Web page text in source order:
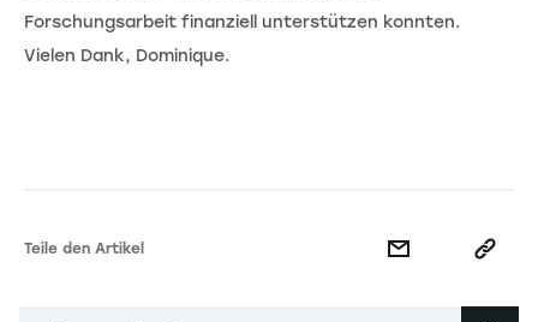
Forschungsarbeit finanziell unterstützen konnten.
Vielen Dank, Dominique.
Teile den Artikel